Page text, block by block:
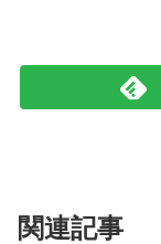
関連記事